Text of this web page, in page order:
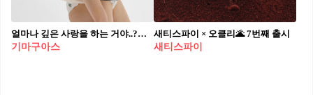
얼마나 깊은 사랑을 하는 거야..?👀💘
기마구아스
새티스파이 × 오클리🌋 7번째 출시
새티스파이